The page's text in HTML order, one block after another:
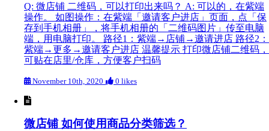
Q: 微店铺 二维码，可以打印出来吗？ A: 可以的，在紫端
操作。 如图操作：在紫端「邀请客户进店」页面，点「保
存到手机相册」，将手机相册的「二维码图片」传至电脑
端，用电脑打印。 路径1：紫端→店铺→邀请进店 路径2：
紫端→更多→邀请客户进店 温馨提示 打印微店铺二维码，
可贴在店里/仓库，方便客户扫码
November 10th, 2020 0 likes
微店铺 如何使用商品分类筛选？